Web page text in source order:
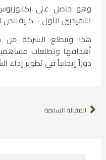
وهو حاصل على
التنفيذيين الأول – كلية
هذا وتتطلع الشركة من
أهدافها وتطلعات
دوراً إيجابياً في تطوير إداء
المقالة السابقة